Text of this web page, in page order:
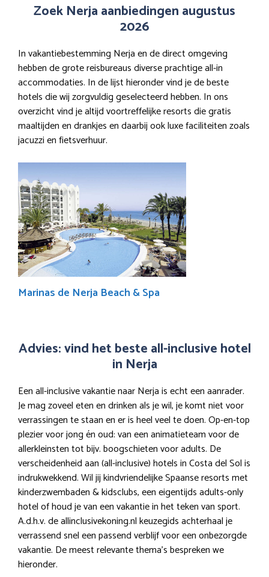
Zoek Nerja aanbiedingen augustus
2026
In vakantiebestemming Nerja en de direct omgeving
hebben de grote reisbureaus diverse prachtige all-in
accommodaties. In de lijst hieronder vind je de beste
hotels die wij zorgvuldig geselecteerd hebben. In ons
overzicht vind je altijd voortreffelijke resorts die gratis
maaltijden en drankjes en daarbij ook luxe faciliteiten zoals
jacuzzi en fietsverhuur.
Marinas de Nerja Beach & Spa
Advies: vind het beste all-inclusive hotel
in Nerja
Een all-inclusive vakantie naar Nerja is echt een aanrader.
Je mag zoveel eten en drinken als je wil, je komt niet voor
verrassingen te staan en er is heel veel te doen. Op-en-top
plezier voor jong én oud: van een animatieteam voor de
allerkleinsten tot bijv. boogschieten voor adults. De
verscheidenheid aan (all-inclusive) hotels in Costa del Sol is
indrukwekkend. Wil jij kindvriendelijke Spaanse resorts met
kinderzwembaden & kidsclubs, een eigentijds adults-only
hotel of houd je van een vakantie in het teken van sport.
A.d.h.v. de allinclusivekoning.nl keuzegids achterhaal je
verrassend snel een passend verblijf voor een onbezorgde
vakantie. De meest relevante thema’s bespreken we
hieronder.